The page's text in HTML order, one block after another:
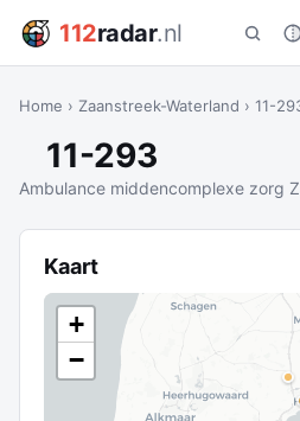
112radar.nl
Home › Zaanstreek-Waterland › 11-
11-293
Ambulance middencomplexe zorg
Kaart
+
−